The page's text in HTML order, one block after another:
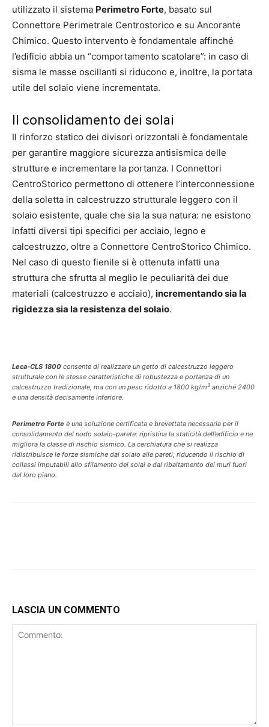
utilizzato il sistema Perimetro Forte, basato sul
Connettore Perimetrale Centrostorico e su Ancorante
Chimico. Questo intervento è fondamentale affinché
l’edificio abbia un “comportamento scatolare”: in caso di
sisma le masse oscillanti si riducono e, inoltre, la portata
utile del solaio viene incrementata.
Il consolidamento dei solai
Il rinforzo statico dei divisori orizzontali è fondamentale
per garantire maggiore sicurezza antisismica delle
strutture e incrementare la portanza. I Connettori
CentroStorico permettono di ottenere l’interconnessione
della soletta in calcestruzzo strutturale leggero con il
solaio esistente, quale che sia la sua natura: ne esistono
infatti diversi tipi specifici per acciaio, legno e
calcestruzzo, oltre a Connettore CentroStorico Chimico.
Nel caso di questo fienile si è ottenuta infatti una
struttura che sfrutta al meglio le peculiarità dei due
materiali (calcestruzzo e acciaio), incrementando sia la
rigidezza sia la resistenza del solaio.
Leca-CLS 1800 consente di realizzare un getto di calcestruzzo leggero
strutturale con le stesse caratteristiche di robustezza e portanza di un
calcestruzzo tradizionale, ma con un peso ridotto a 1800 kg/m3 anziché 2400
e una densità decisamente inferiore.
Perimetro Forte è una soluzione certificata e brevettata necessaria per il
consolidamento del nodo solaio-parete: ripristina la staticità dell’edificio e ne
migliora la classe di rischio sismico. La cerchiatura che si realizza
ridistribuisce le forze sismiche dal solaio alle pareti, riducendo il rischio di
collassi imputabili allo sfilamento dei solai e dal ribaltamento dei muri fuori
dal loro piano.
LASCIA UN COMMENTO